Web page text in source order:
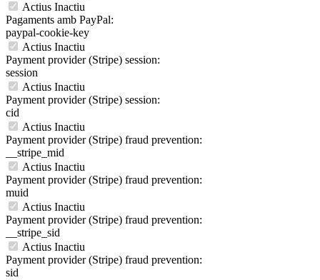
Actius Inactiu
Pagaments amb PayPal:
paypal-cookie-key
Actius Inactiu
Payment provider (Stripe) session:
session
Actius Inactiu
Payment provider (Stripe) session:
cid
Actius Inactiu
Payment provider (Stripe) fraud prevention:
__stripe_mid
Actius Inactiu
Payment provider (Stripe) fraud prevention:
muid
Actius Inactiu
Payment provider (Stripe) fraud prevention:
__stripe_sid
Actius Inactiu
Payment provider (Stripe) fraud prevention:
sid